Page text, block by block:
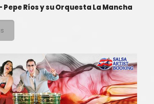
Pepe Ríos y su Orquesta La Mancha